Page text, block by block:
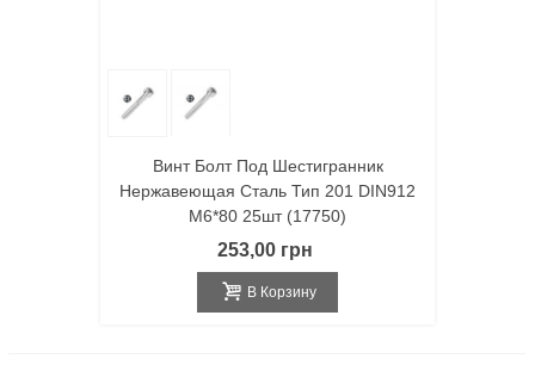
Винт Болт Под Шестигранник
Нержавеющая Сталь Тип 201 DIN912
M6*80 25шт (17750)
253,00 грн
В Корзину